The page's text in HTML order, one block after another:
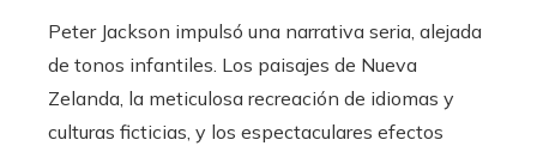
Peter Jackson impulsó una narrativa seria, alejada
de tonos infantiles. Los paisajes de Nueva
Zelanda, la meticulosa recreación de idiomas y
culturas ficticias, y los espectaculares efectos